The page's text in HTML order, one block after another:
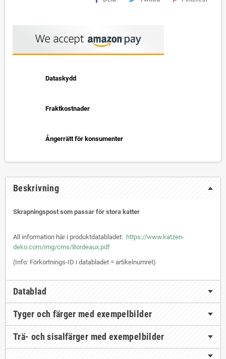
Dataskydd
Fraktkostnader
Ångerrätt för konsumenter
Beskrivning
Skrapningspost som passar för stora katter
All information här i produktdatabladet: https://www.katzen-
deko.com/img/cms/Bordeaux.pdf
(Info: Förkortnings-ID i databladet = artikelnumret)
Datablad
Tyger och färger med exempelbilder
Trä- och sisalfärger med exempelbilder